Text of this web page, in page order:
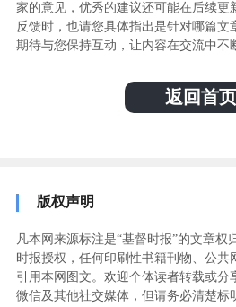
家的意见，优秀的建议还可能在后续更
反馈时，也请您具体指出是针对哪篇文
期待与您保持互动，让内容在交流中不
返回首页
版权声明
凡本网来源标注是“基督时报”的文章权
时报授权，任何印刷性书籍刊物、公共
引用本网图文。欢迎个体读者转载或分
微信及其他社交媒体，但请务必清楚标